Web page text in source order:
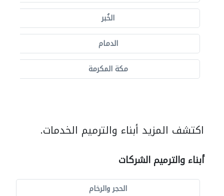
الخُبر
الدمام
مكة المكرمة
اكتشف المزيد أبناء والترميم الخدمات.
أبناء والترميم الشركات
الحجر والرخام